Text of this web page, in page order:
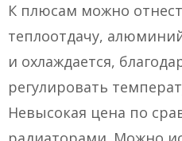
К плюсам можно
теплоотдачу,
и охлаждается,
регулировать
Невысокая цена по